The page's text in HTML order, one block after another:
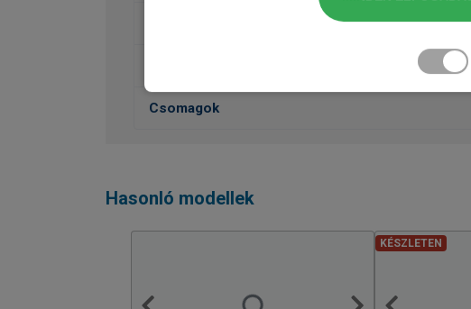
Vezetéstámogatás, Biztonság
Csomagok
Hasonló modellek
KÉSZLETEN